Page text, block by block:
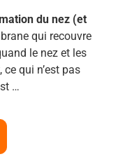
du nez (et
qui recouvre
le nez et les
, ce qui n’est pas
…